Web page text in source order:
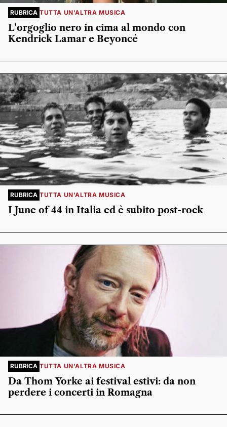
RUBRICA TUTTA UN'ALTRA MUSICA
L’orgoglio nero in cima al mondo con
Kendrick Lamar e Beyoncé
RUBRICA TUTTA UN'ALTRA MUSICA
I June of 44 in Italia ed è subito post-rock
RUBRICA TUTTA UN'ALTRA MUSICA
Da Thom Yorke ai festival estivi: da non
perdere i concerti in Romagna